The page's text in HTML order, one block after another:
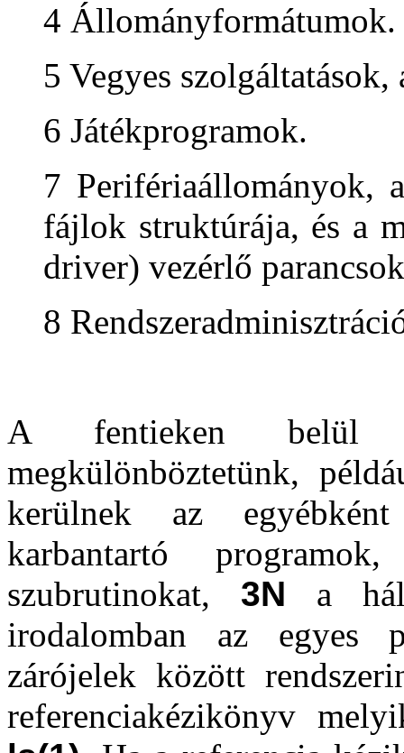
4 Állományformátumok.
5 Vegyes
6 Játékprogramok.
7 Perifériaállományok,
fájlok struktúrája, és a
driver) vezérlő
8
A fentieken belül
megkülönböztetünk,
kerülnek az
karbantartó
szubrutinokat, 3N a
irodalomban az egyes
zárójelek között
referenciakézikönyv